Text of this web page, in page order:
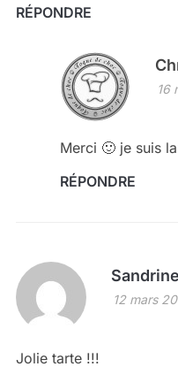
RÉPONDRE
16
Merci 🙂 je suis
RÉPONDRE
Sandrine
12 mars
Jolie tarte !!!